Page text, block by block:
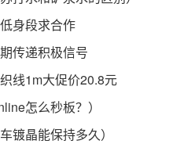
身段求合作
传递积极信号
线1m大促价20.8元
怎么秒板？）
镀晶能保持多久）